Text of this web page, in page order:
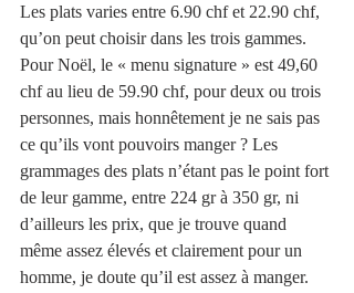
Les plats varies entre 6.90 chf et 22.90 chf,
qu’on peut choisir dans les trois gammes.
Pour Noël, le « menu signature » est 49,60
chf au lieu de 59.90 chf, pour deux ou trois
personnes, mais honnêtement je ne sais pas
ce qu’ils vont pouvoirs manger ? Les
grammages des plats n’étant pas le point fort
de leur gamme, entre 224 gr à 350 gr, ni
d’ailleurs les prix, que je trouve quand
même assez élevés et clairement pour un
homme, je doute qu’il est assez à manger.